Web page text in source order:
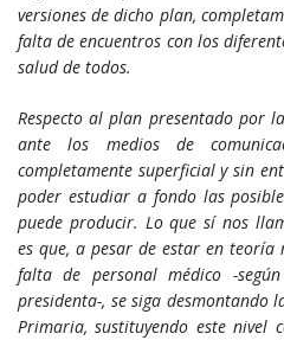
versiones de dicho plan,
falta de encuentros con los
salud de todos.
Respecto al plan presentado por
ante los medios de
completamente superficial y sin
poder estudiar a fondo las
puede producir. Lo que sí nos
es que, a pesar de estar en
falta de personal médico -
presidenta-, se siga desmontando
Primaria, sustituyendo este nivel